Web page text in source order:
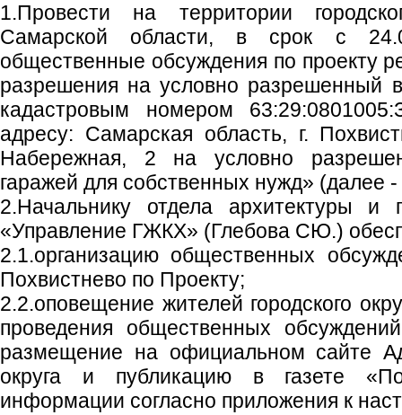
1.Провести на территории
Самарской области, в срок с
общественные обсуждения по проекту
разрешения на условно разрешенный
кадастровым номером
адресу: Самарская область, г.
Набережная, 2 на условно
гаражей для собственных нужд» (далее
2.Начальнику отдела архитектуры и
«Управление ГЖКХ» (Глебова СЮ.)
2.1.организацию общественных
Похвистнево по Проекту;
2.2.оповещение жителей городского
проведения общественных
размещение на официальном сайте
округа и публикацию в газете
информации согласно приложения к